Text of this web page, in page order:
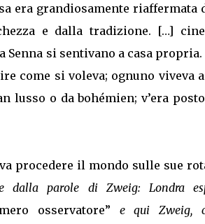
era grandiosamente riaffermata
e dalla tradizione. […]
si sentivano a casa propria.
come si voleva; ognuno viveva
lusso o da bohémien; v’era
procedere il mondo sulle sue
dalla parole di Zweig: Londra
osservatore” e qui Zweig,